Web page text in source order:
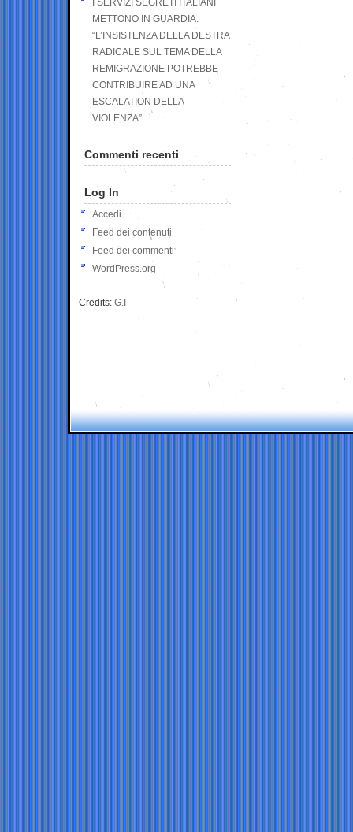
I SERVIZI SEGRETI ITALIANI
METTONO IN GUARDIA:
“L’INSISTENZA DELLA DESTRA
RADICALE SUL TEMA DELLA
REMIGRAZIONE POTREBBE
CONTRIBUIRE AD UNA
ESCALATION DELLA
VIOLENZA”
Commenti recenti
Log In
Accedi
Feed dei contenuti
Feed dei commenti
WordPress.org
Credits: G.I